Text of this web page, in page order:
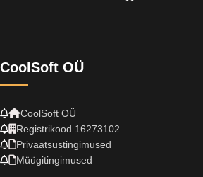
CoolSoft OÜ
CoolSoft OÜ
Registrikood 16273102
Privaatsustingimused
Müügitingimused